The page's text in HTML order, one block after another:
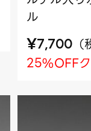
ル
¥7,700 （
25%OFF